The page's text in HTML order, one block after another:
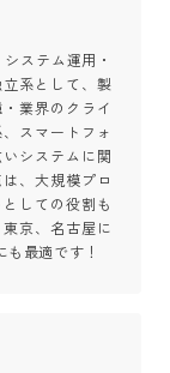
ステム運用・
系として、製
業界のクライ
スマートフォ
システムに関
、大規模プロ
しての役割も
京、名古屋に
最適です！